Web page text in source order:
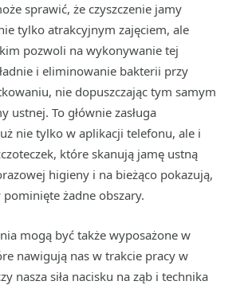
sprawić, że czyszczenie jamy
tylko atrakcyjnym zajęciem, ale
pozwoli na wykonywanie tej
i eliminowanie bakterii przy
nie dopuszczając tym samym
ustnej. To głównie zasługa
nie tylko w aplikacji telefonu, ale i
które skanują jamę ustną
higieny i na bieżąco pokazują,
pominięte żadne obszary.
mogą być także wyposażone w
nawigują nas w trakcie pracy w
nasza siła nacisku na ząb i technika